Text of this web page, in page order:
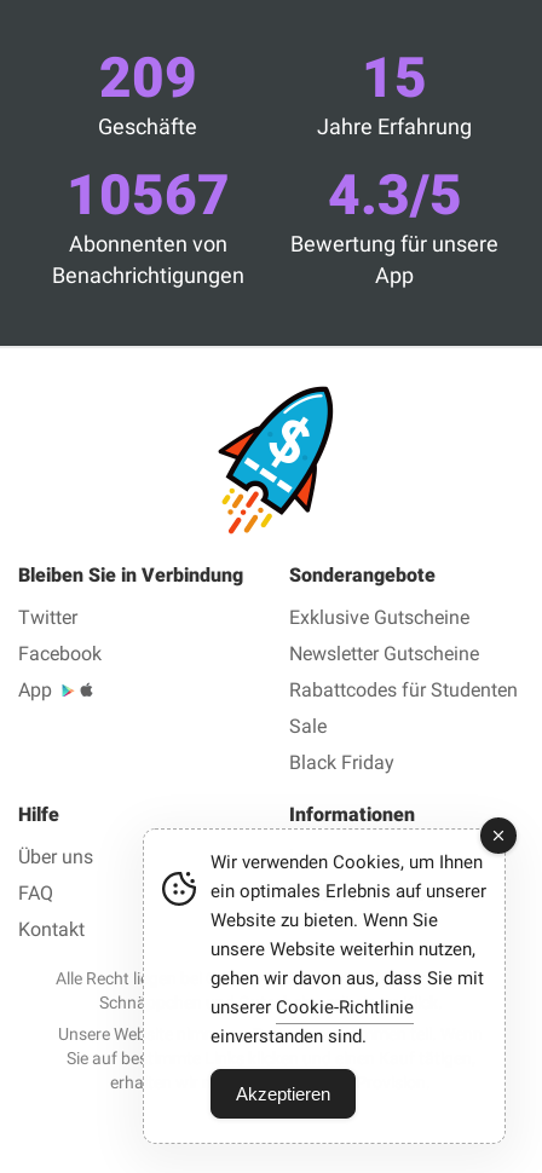
209
Geschäfte
15
Jahre Erfahrung
10567
Abonnenten von
Benachrichtigungen
4.3/5
Bewertung für unsere
App
Bleiben Sie in Verbindung
Twitter
Facebook
App
Sonderangebote
Exklusive Gutscheine
Newsletter Gutscheine
Rabattcodes für Studenten
Sale
Black Friday
Hilfe
Über uns
FAQ
Kontakt
Informationen
Impressum
Datenschutz AGB
Alle Recht liegen bei © 2012-2026 Best Gutscheine — Alle
Schnäppchen und Gutscheine mit einem Klick.
Unsere Website nimmt an Partnerprogrammen teil. Wenn
Sie auf bestimmte Links klicken und einen Kauf tätigen,
erhalten wir möglicherweise eine Provision.
Wir verwenden Cookies, um Ihnen
ein optimales Erlebnis auf unserer
Website zu bieten. Wenn Sie
unsere Website weiterhin nutzen,
gehen wir davon aus, dass Sie mit
unserer Cookie-Richtlinie
einverstanden sind.
Akzeptieren